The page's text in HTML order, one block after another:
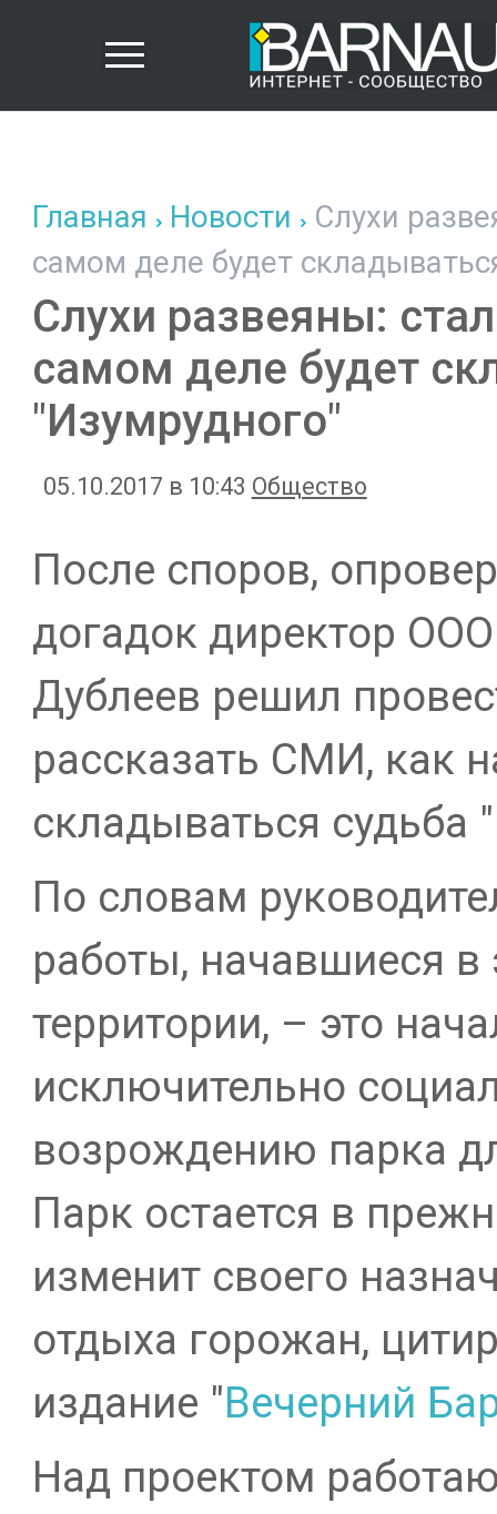
Главная Новости Слухи
самом деле будет
Слухи развеяны:
самом деле будет
"Изумрудного"
05.10.2017 в 10:43 Общество
После споров,
догадок директор
Дублеев решил
рассказать СМИ, как
складываться судьба
По словам
работы, начавшиеся в
территории, – это
исключительно
возрождению парка
Парк остается в
изменит своего
отдыха горожан,
издание "Вечерний
Над проектом